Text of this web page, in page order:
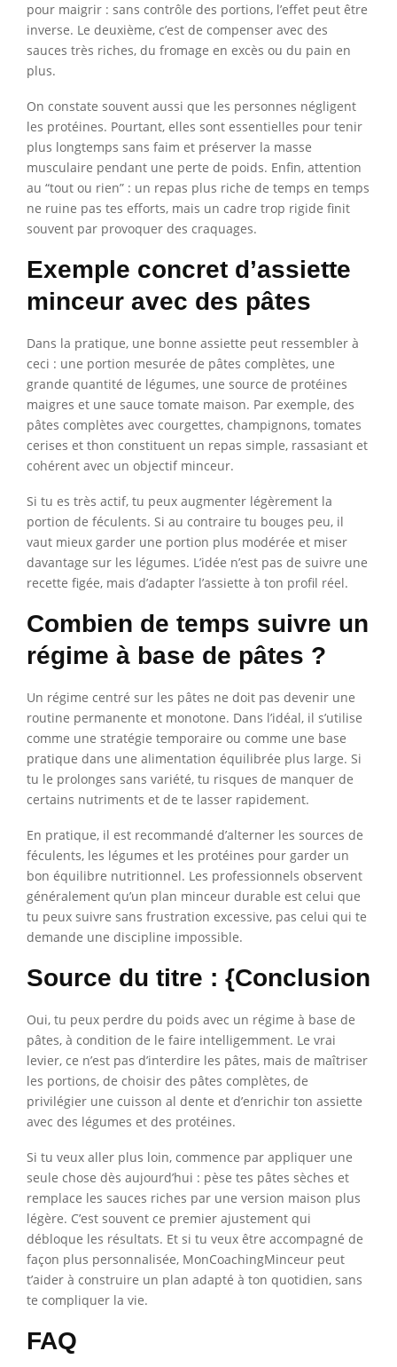
pour maigrir : sans contrôle des portions, l’effet peut être
inverse. Le deuxième, c’est de compenser avec des
sauces très riches, du fromage en excès ou du pain en
plus.
On constate souvent aussi que les personnes négligent
les protéines. Pourtant, elles sont essentielles pour tenir
plus longtemps sans faim et préserver la masse
musculaire pendant une perte de poids. Enfin, attention
au “tout ou rien” : un repas plus riche de temps en temps
ne ruine pas tes efforts, mais un cadre trop rigide finit
souvent par provoquer des craquages.
Exemple concret d’assiette
minceur avec des pâtes
Dans la pratique, une bonne assiette peut ressembler à
ceci : une portion mesurée de pâtes complètes, une
grande quantité de légumes, une source de protéines
maigres et une sauce tomate maison. Par exemple, des
pâtes complètes avec courgettes, champignons, tomates
cerises et thon constituent un repas simple, rassasiant et
cohérent avec un objectif minceur.
Si tu es très actif, tu peux augmenter légèrement la
portion de féculents. Si au contraire tu bouges peu, il
vaut mieux garder une portion plus modérée et miser
davantage sur les légumes. L’idée n’est pas de suivre une
recette figée, mais d’adapter l’assiette à ton profil réel.
Combien de temps suivre un
régime à base de pâtes ?
Un régime centré sur les pâtes ne doit pas devenir une
routine permanente et monotone. Dans l’idéal, il s’utilise
comme une stratégie temporaire ou comme une base
pratique dans une alimentation équilibrée plus large. Si
tu le prolonges sans variété, tu risques de manquer de
certains nutriments et de te lasser rapidement.
En pratique, il est recommandé d’alterner les sources de
féculents, les légumes et les protéines pour garder un
bon équilibre nutritionnel. Les professionnels observent
généralement qu’un plan minceur durable est celui que
tu peux suivre sans frustration excessive, pas celui qui te
demande une discipline impossible.
Source du titre : {Conclusion
Oui, tu peux perdre du poids avec un régime à base de
pâtes, à condition de le faire intelligemment. Le vrai
levier, ce n’est pas d’interdire les pâtes, mais de maîtriser
les portions, de choisir des pâtes complètes, de
privilégier une cuisson al dente et d’enrichir ton assiette
avec des légumes et des protéines.
Si tu veux aller plus loin, commence par appliquer une
seule chose dès aujourd’hui : pèse tes pâtes sèches et
remplace les sauces riches par une version maison plus
légère. C’est souvent ce premier ajustement qui
débloque les résultats. Et si tu veux être accompagné de
façon plus personnalisée, MonCoachingMinceur peut
t’aider à construire un plan adapté à ton quotidien, sans
te compliquer la vie.
FAQ